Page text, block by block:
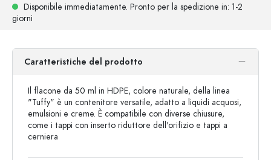
Disponibile immediatamente. Pronto per la spedizione in: 1-2
giorni
Caratteristiche del prodotto
Il flacone da 50 ml in HDPE, colore naturale, della linea
"Tuffy" è un contenitore versatile, adatto a liquidi acquosi,
emulsioni e creme. È compatibile con diverse chiusure,
come i tappi con inserto riduttore dell'orifizio e tappi a
cerniera